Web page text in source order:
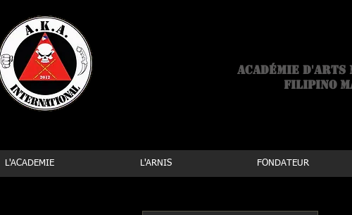
Académie
Filipino
L'ACADEMIE L'ARNIS FONDATEUR